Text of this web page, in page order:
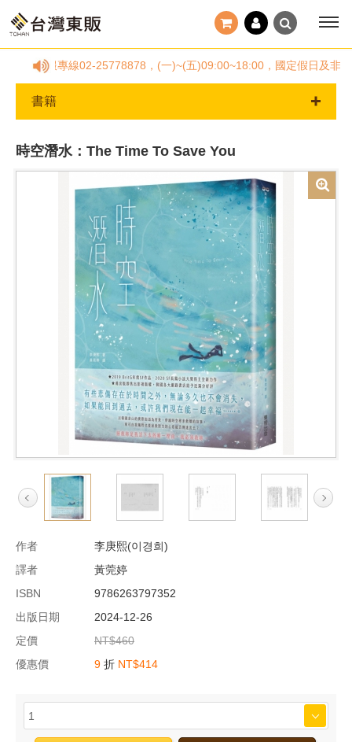
客服專線02-25778878，(一)~(五)09:00~18:00，國定假日及非服務
書籍
時空潛水：The Time To Save You
作者
李庚熙(이경희)
譯者
黃莞婷
ISBN
9786263797352
出版日期
2024-12-26
定價
NT$460
優惠價
9 折 NT$414